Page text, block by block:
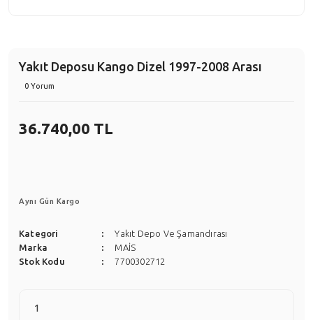
Yakıt Deposu Kango Dizel 1997-2008 Arası
0 Yorum
36.740,00 TL
Aynı Gün Kargo
Kategori
Yakıt Depo Ve Şamandırası
Marka
MAİS
Stok Kodu
7700302712